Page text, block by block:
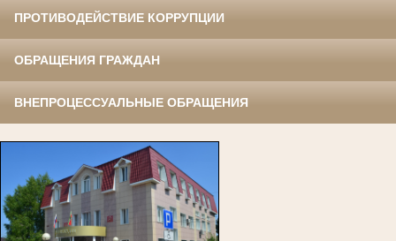
ПРОТИВОДЕЙСТВИЕ КОРРУПЦИИ
ОБРАЩЕНИЯ ГРАЖДАН
ВНЕПРОЦЕССУАЛЬНЫЕ ОБРАЩЕНИЯ